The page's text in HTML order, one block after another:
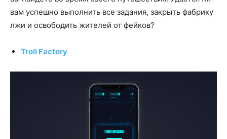
вам успешно выполнить все задания, закрыть фабрику
лжи и освободить жителей от фейков?
Troll Factory